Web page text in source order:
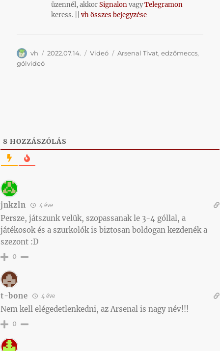
üzennél, akkorSignalonvagyTelegramon
keress. ||vh összes bejegyzése
Szerző
vh Közzétéve
2022.07.14. Kategória
Videó Címke
Arsenal Tivat,edzőmeccs,
gólvideó
8 HOZZÁSZÓLÁS
jnkzln 4 éve
Persze, játszunk velük, szopassanak le 3-4 góllal, a
játékosok és a szurkolók is biztosan boldogan kezdenék a
szezont :D
0
t-bone 4 éve
Nem kell elégedetlenkedni, az Arsenal is nagy név!!!
0